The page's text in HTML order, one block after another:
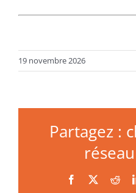
19 novembre 2026
Partagez :
Facebook